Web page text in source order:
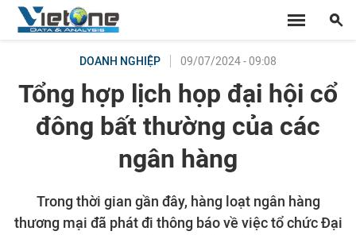
DOANH NGHIỆP 09/07/2024 - 09:08
Tổng hợp lịch họp đại hội cổ
đông bất thường của các
ngân hàng
Trong thời gian gần đây, hàng loạt ngân hàng
thương mại đã phát đi thông báo về việc tổ chức Đại